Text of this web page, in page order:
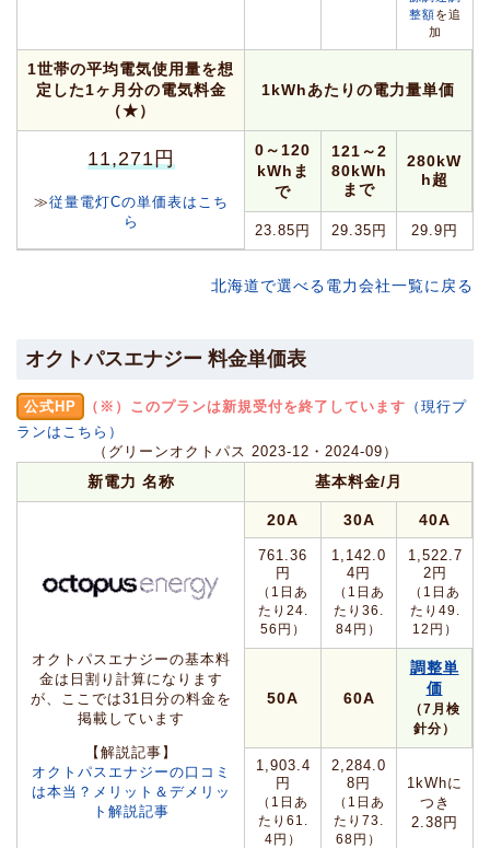
整額を追
加
1世帯の平均電気使用量を想
定した1ヶ月分の電気料金
（★）
1kWhあたりの電力量単価
11,271円
≫従量電灯Cの単価表はこち
ら
0～120
kWhま
で
121～2
80kWh
まで
280kW
h超
23.85円 29.35円 29.9円
北海道で選べる電力会社一覧に戻る
オクトパスエナジー 料金単価表
公式HP （※）このプランは新規受付を終了しています （現行プ
ランはこちら）
（グリーンオクトパス 2023-12・2024-09）
新電力 名称 基本料金/月
オクトパスエナジーの基本料
金は日割り計算になります
が、ここでは31日分の料金を
掲載しています
【解説記事】
オクトパスエナジーの口コミ
は本当？メリット＆デメリッ
ト解説記事
20A 30A 40A
761.36
円
（1日あ
たり24.
56円）
1,142.0
4円
（1日あ
たり36.
84円）
1,522.7
2円
（1日あ
たり49.
12円）
50A 60A
調整単
価
（7月検
針分）
1,903.4
円
（1日あ
たり61.
4円）
2,284.0
8円
（1日あ
たり73.
68円）
1kWhに
つき
2.38円